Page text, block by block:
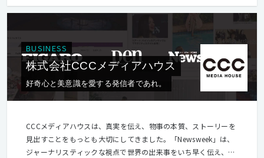
BUSINESS
株式会社CCCメディアハウス
好奇心と美意識を愛する発信者であれ。
CCCメディアハウスは、真実を伝え、物事の本質、ストーリーを
見出すことをもっとも大切にしてきました。「Newsweek」は、
ジャーナリスティックな視点で世界の出来事をいち早く伝え、